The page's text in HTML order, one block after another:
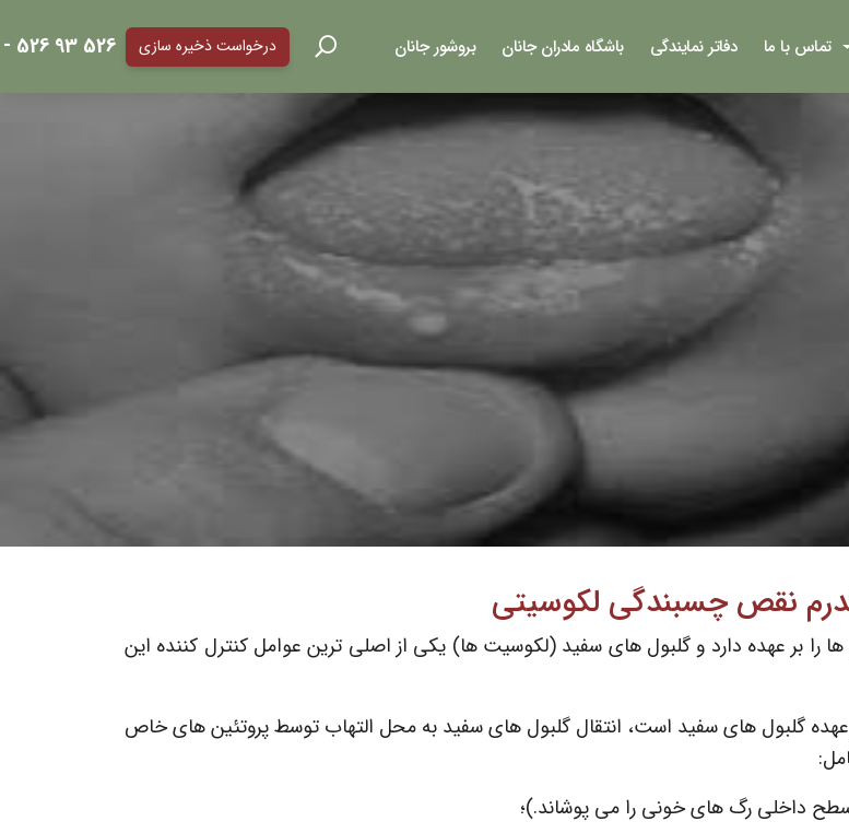
تماس با ما دفاتر نمایندگی باشگاه مادران جانان بروشور جانان درخواست ذخیره سازی 526 93 526 - 021
نقص چسبندگی لکوسیتی
را بر عهده دارد و گلبول های سفید (لکوسیت ها) یکی از اصلی ترین عوامل کنترل کننده این
گلبول های سفید است، انتقال گلبول های سفید به محل التهاب توسط پروتئین های خاص
سطح داخلی رگ های خونی را می پوشاند.)؛